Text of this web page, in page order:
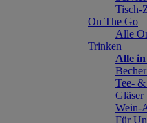
Tisch-
On The Go
Alle
Trinken
Alle
Tee-
Gläser
Wein-
Für